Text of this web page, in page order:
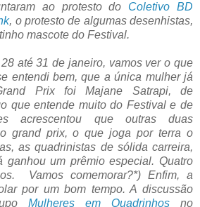
ao protesto do Coletivo BD
, o protesto de algumas desenhistas,
mascote do Festival.
até 31 de janeiro, vamos ver o que
entendi bem, que a única mulher já
Prix foi Majane Satrapi, de
que entende muito do Festival e de
acrescentou que outras duas
grand prix, o que joga por terra o
as quadrinistas de sólida carreira,
ganhou um prêmio especial. Quatro
Vamos comemorar?*) Enfim, a
por um bom tempo. A discussão
Mulheres em Quadrinhos no